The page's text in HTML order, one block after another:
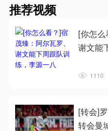
推荐视频
[你怎么
谢文能
1110
[转会]
转会曼